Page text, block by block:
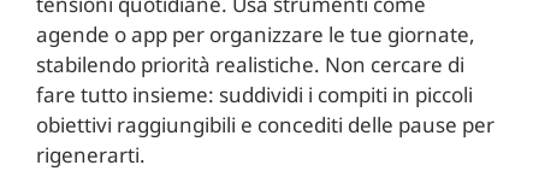
agende o app per organizzare le tue giornate,
stabilendo priorità realistiche. Non cercare di
fare tutto insieme: suddividi i compiti in piccoli
obiettivi raggiungibili e concediti delle pause per
rigenerarti.